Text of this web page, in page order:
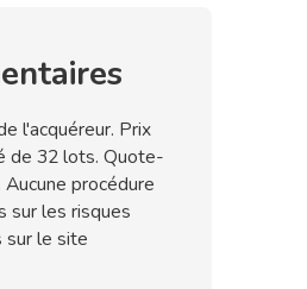
l'acquéreur. Prix
de 32 lots. Quote-
procédure
sur les risques
sur le site